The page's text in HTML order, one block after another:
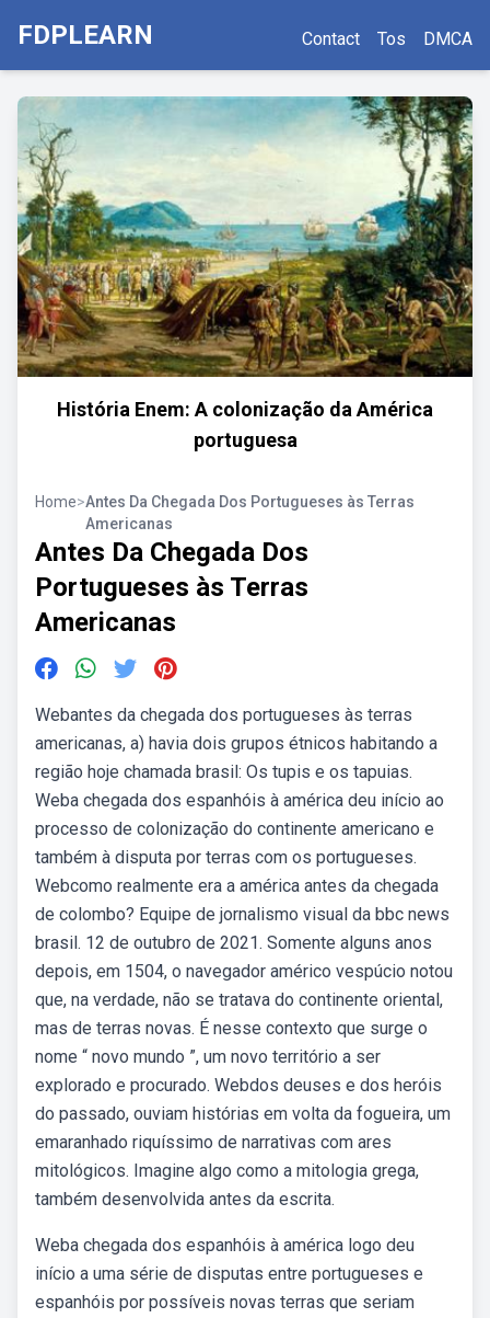
FDPLEARN Contact Tos DMCA
História Enem: A colonização da América
portuguesa
Home>Antes Da Chegada Dos Portugueses às Terras
Americanas
Antes Da Chegada Dos
Portugueses às Terras
Americanas
Webantes da chegada dos portugueses às terras
americanas, a) havia dois grupos étnicos habitando a
região hoje chamada brasil: Os tupis e os tapuias.
Weba chegada dos espanhóis à américa deu início ao
processo de colonização do continente americano e
também à disputa por terras com os portugueses.
Webcomo realmente era a américa antes da chegada
de colombo? Equipe de jornalismo visual da bbc news
brasil. 12 de outubro de 2021. Somente alguns anos
depois, em 1504, o navegador américo vespúcio notou
que, na verdade, não se tratava do continente oriental,
mas de terras novas. É nesse contexto que surge o
nome “ novo mundo ”, um novo território a ser
explorado e procurado. Webdos deuses e dos heróis
do passado, ouviam histórias em volta da fogueira, um
emaranhado riquíssimo de narrativas com ares
mitológicos. Imagine algo como a mitologia grega,
também desenvolvida antes da escrita.
Weba chegada dos espanhóis à américa logo deu
início a uma série de disputas entre portugueses e
espanhóis por possíveis novas terras que seriam